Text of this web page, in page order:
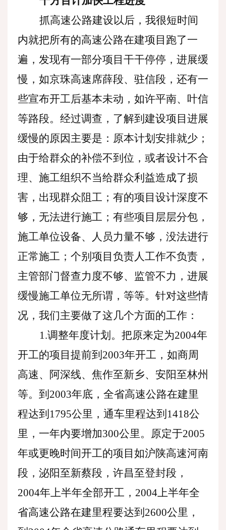
抓高速公路建设以后，我很短时间
内就把所有的高速公路在建项目跑了一
遍，发现有一部分项目干干停停，进展缓
慢，如京珠高速席薛段、驻信段，还有一
些宣布开工后基本未动，如许平南、叶信
等路段。经过调查，了解到建设项目进展
缓慢的原因主要是：原本计划安排就少；
由于给群众的补偿不到位，或者设计不合
理、施工组织不当给群众利益造成了损
害，出现群众阻工；有的项目设计深度不
够，无法进行施工；有些项目层层分包，
施工单位设备、人员力量不够，没法进行
正常施工；个别项目负责人工作不负责，
主管部门督查力度不够、监管不力，进展
缓慢施工单位无所谓，等等。针对这些情
况，我们主要做了这几个方面的工作：
1.调整年度计划。把原来定为2004年
开工的项目提前到2003年开工，如商周
高速、阿深线、焦作至新乡、安阳至林州
等。到2003年底，全省高速公路在建里
程达到1795公里，通车里程达到1418公
里，一年内要增加300公里。原定于2005
年或更晚时间开工的项目如沪陕高速河南
段，泌阳至新蔡段，许昌至登封段，
2004年上半年全部开工，2004上半年全
省高速公路在建里程要达到2600公里，